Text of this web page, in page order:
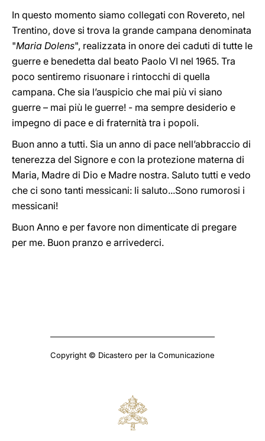
In questo momento siamo collegati con Rovereto, nel
Trentino, dove si trova la grande campana denominata
"Maria Dolens", realizzata in onore dei caduti di tutte le
guerre e benedetta dal beato Paolo VI nel 1965. Tra
poco sentiremo risuonare i rintocchi di quella
campana. Che sia l’auspicio che mai più vi siano
guerre – mai più le guerre! - ma sempre desiderio e
impegno di pace e di fraternità tra i popoli.
Buon anno a tutti. Sia un anno di pace nell’abbraccio di
tenerezza del Signore e con la protezione materna di
Maria, Madre di Dio e Madre nostra. Saluto tutti e vedo
che ci sono tanti messicani: li saluto...Sono rumorosi i
messicani!
Buon Anno e per favore non dimenticate di pregare
per me. Buon pranzo e arrivederci.
Copyright © Dicastero per la Comunicazione